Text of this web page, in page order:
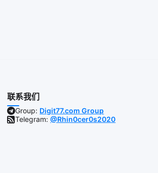
联系我们
Group: Digit77.com Group
Telegram:@Rhin0cer0s2020